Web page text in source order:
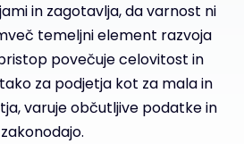
in zagotavlja, da varnost ni
temeljni element razvoja
povečuje celovitost in
za podjetja kot za mala in
varuje občutljive podatke in